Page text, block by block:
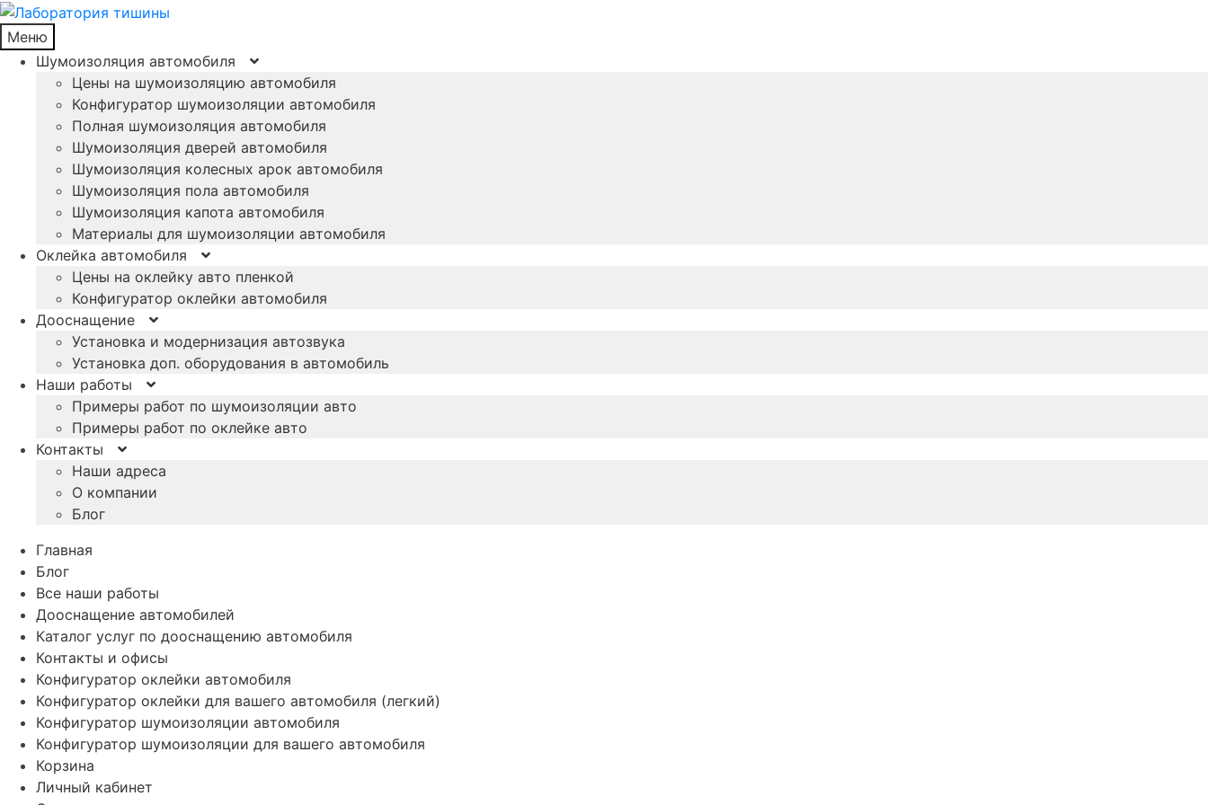
Меню
Шумоизоляция автомобиля
Цены на шумоизоляцию автомобиля
Конфигуратор шумоизоляции автомобиля
Полная шумоизоляция автомобиля
Шумоизоляция дверей автомобиля
Шумоизоляция колесных арок автомобиля
Шумоизоляция пола автомобиля
Шумоизоляция капота автомобиля
Материалы для шумоизоляции автомобиля
Оклейка автомобиля
Цены на оклейку авто пленкой
Конфигуратор оклейки автомобиля
Дооснащение
Установка и модернизация автозвука
Установка доп. оборудования в автомобиль
Наши работы
Примеры работ по шумоизоляции авто
Примеры работ по оклейке авто
Контакты
Наши адреса
О компании
Блог
Главная
Блог
Все наши работы
Дооснащение автомобилей
Каталог услуг по дооснащению автомобиля
Контакты и офисы
Конфигуратор оклейки автомобиля
Конфигуратор оклейки для вашего автомобиля (легкий)
Конфигуратор шумоизоляции автомобиля
Конфигуратор шумоизоляции для вашего автомобиля
Корзина
Личный кабинет